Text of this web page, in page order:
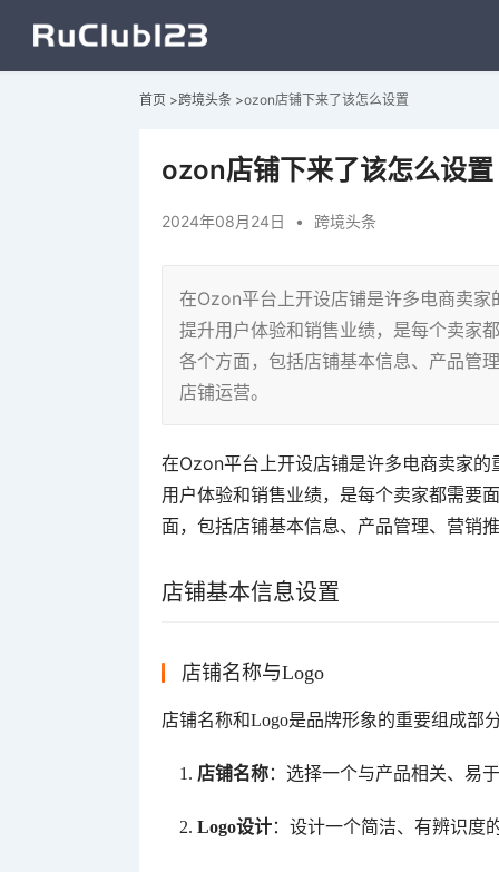
首页 >跨境头条 >ozon店铺下来了该怎么设置
ozon店铺下来了该怎么设置
2024年08月24日 • 跨境头条
在Ozon平台上开设店铺是许多电商卖
提升用户体验和销售业绩，是每个卖家
各个方面，包括店铺基本信息、产品管
店铺运营。
在Ozon平台上开设店铺是许多电商卖家
用户体验和销售业绩，是每个卖家都需要
面，包括店铺基本信息、产品管理、营销
店铺基本信息设置
店铺名称与Logo
店铺名称和Logo是品牌形象的重要组成部
店铺名称：选择一个与产品相关、易
Logo设计：设计一个简洁、有辨识度